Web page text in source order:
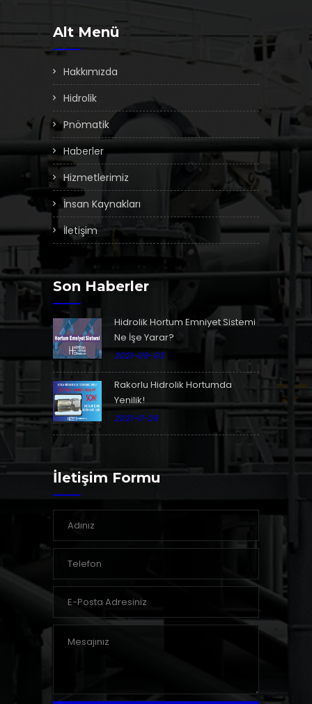
Alt Menü
Hakkımızda
Hidrolik
Pnömatik
Haberler
Hizmetlerimiz
İnsan Kaynakları
İletişim
Son Haberler
Hidrolik Hortum Emniyet Sistemi
Ne İşe Yarar?
2021-09-03
Rakorlu Hidrolik Hortumda
Yenilik!
2021-11-29
İletişim Formu